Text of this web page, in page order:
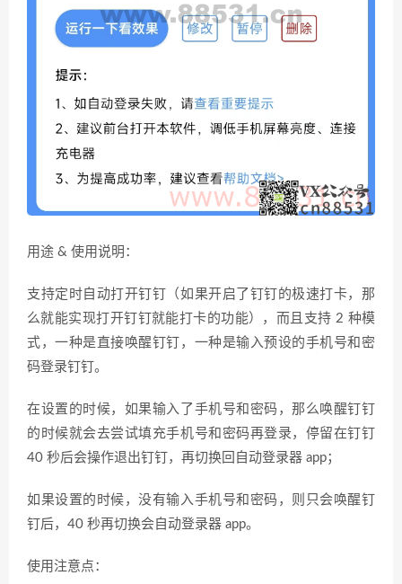
用途 & 使用说明：
支持定时自动打开钉钉（如果开启了钉钉的极速打卡，那
么就能实现打开钉钉就能打卡的功能），而且支持 2 种模
式，一种是直接唤醒钉钉，一种是输入预设的手机号和密
码登录钉钉。
在设置的时候，如果输入了手机号和密码，那么唤醒钉钉
的时候就会去尝试填充手机号和密码再登录，停留在钉钉
40 秒后会操作退出钉钉，再切换回自动登录器 app；
如果设置的时候，没有输入手机号和密码，则只会唤醒钉
钉后，40 秒再切换会自动登录器 app。
使用注意点：